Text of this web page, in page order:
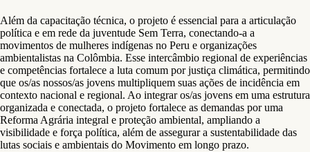
Além da capacitação técnica, o projeto é essencial para a articulação
política e em rede da juventude Sem Terra, conectando-a a
movimentos de mulheres indígenas no Peru e organizações
ambientalistas na Colômbia. Esse intercâmbio regional de experiências
e competências fortalece a luta comum por justiça climática, permitindo
que os/as nossos/as jovens multipliquem suas ações de incidência em
contexto nacional e regional. Ao integrar os/as jovens em uma estrutura
organizada e conectada, o projeto fortalece as demandas por uma
Reforma Agrária integral e proteção ambiental, ampliando a
visibilidade e força política, além de assegurar a sustentabilidade das
lutas sociais e ambientais do Movimento em longo prazo.